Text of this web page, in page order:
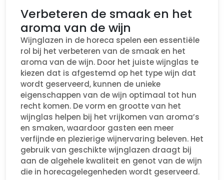
Verbeteren de smaak en het
aroma van de wijn
Wijnglazen in de horeca spelen een essentiële
rol bij het verbeteren van de smaak en het
aroma van de wijn. Door het juiste wijnglas te
kiezen dat is afgestemd op het type wijn dat
wordt geserveerd, kunnen de unieke
eigenschappen van de wijn optimaal tot hun
recht komen. De vorm en grootte van het
wijnglas helpen bij het vrijkomen van aroma’s
en smaken, waardoor gasten een meer
verfijnde en plezierige wijnervaring beleven. Het
gebruik van geschikte wijnglazen draagt bij
aan de algehele kwaliteit en genot van de wijn
die in horecagelegenheden wordt geserveerd.